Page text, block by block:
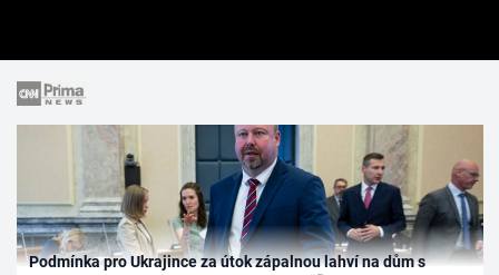
Podmínka pro Ukrajince za útok zápalnou lahví na dům s